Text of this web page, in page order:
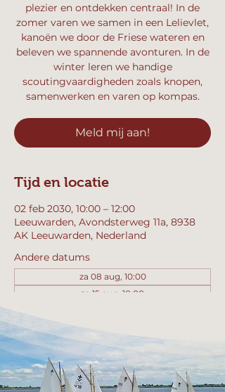
plezier en ontdekken centraal! In de
zomer varen we samen in een Lelievlet,
kanoën we door de Friese wateren en
beleven we spannende avonturen. In de
winter leren we handige
scoutingvaardigheden zoals knopen,
samenwerken en varen op kompas.
Meld mij aan!
Tijd en locatie
02 feb 2030, 10:00 – 12:00
Leeuwarden, Avondsterweg 11a, 8938
AK Leeuwarden, Nederland
Andere datums
za 08 aug, 10:00
za 15 aug, 10:00
Bekijk alle 358 datums
Meld mij aan!